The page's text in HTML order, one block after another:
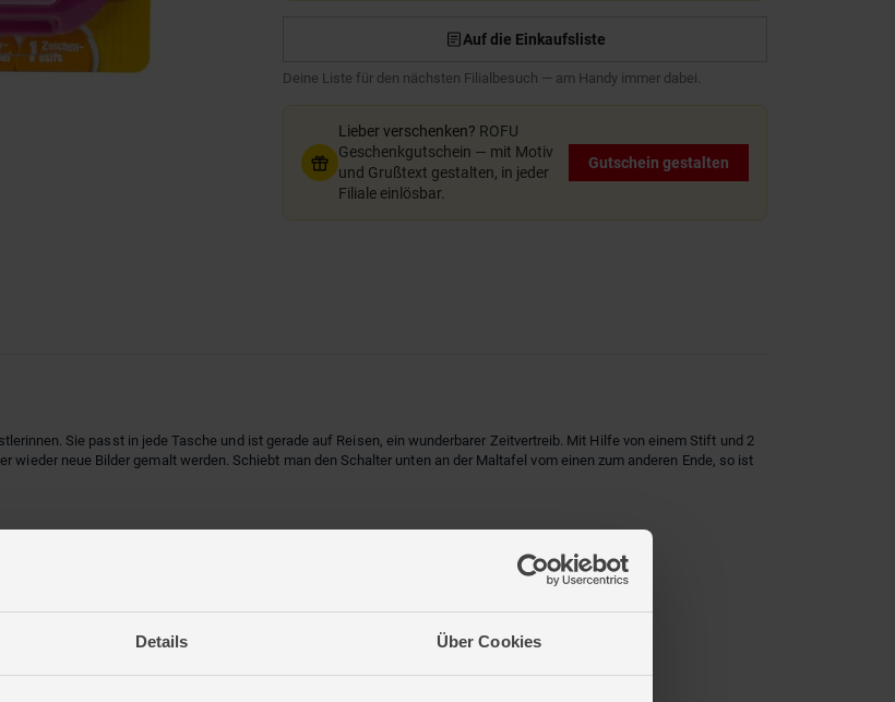
Details Über Cookies
Auf die Einkaufsliste
Deine Liste für den nächsten Filialbesuch — am Handy immer dabei.
Lieber verschenken? ROFU
Geschenkgutschein — mit Motiv
und Grußtext gestalten, in jeder
Filiale einlösbar.
Gutschein gestalten
Sie passt in jede Tasche und ist gerade auf Reisen, ein wunderbarer Zeitvertreib. Mit Hilfe von einem Stift und 2
neue Bilder gemalt werden. Schiebt man den Schalter unten an der Maltafel vom einen zum anderen Ende, so ist